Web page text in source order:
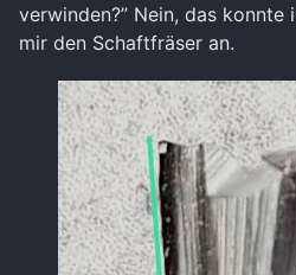
verwinden?” Nein, das konnte
mir den Schaftfräser an.